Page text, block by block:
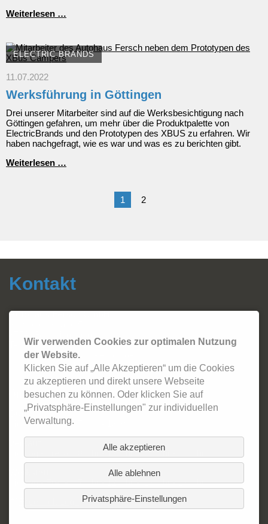
Weiterlesen …
an
ELECTRIC BRANDS
11.07.2022
Werksführung in Göttingen
Drei unserer Mitarbeiter sind auf die Werksbesichtigung nach
Göttingen gefahren, um mehr über die Produktpalette von
ElectricBrands und den Prototypen des XBUS zu erfahren. Wir
haben nachgefragt, wie es war und was es zu berichten gibt.
Weiterlesen …
1
2
Kontakt
Autohaus Fersch GmbH
Tel.:08324 - 2420
Email:info@autohaus-fersch.de
WhatsApp: +49 178/894 2786
Öffnungszeiten:
Büro
Montag - Freitag: 7 Uhr - 18:30 Uhr
Montag - Freitag: 8 Uhr - 12 Uhr & 13 Uhr - 18 Uhr
Montag - Freitag: 7 Uhr - 12 Uhr & 13 Uhr - 18 Uhr
Wir verwenden Cookies zur optimalen Nutzung
der Website.
Klicken Sie auf „Alle Akzeptieren“ um die Cookies
zu akzeptieren und direkt unsere Webseite
besuchen zu können. Oder klicken Sie auf
„Privatsphäre-Einstellungen" zur individuellen
Verwaltung.
Alle akzeptieren
Alle ablehnen
Privatsphäre-Einstellungen